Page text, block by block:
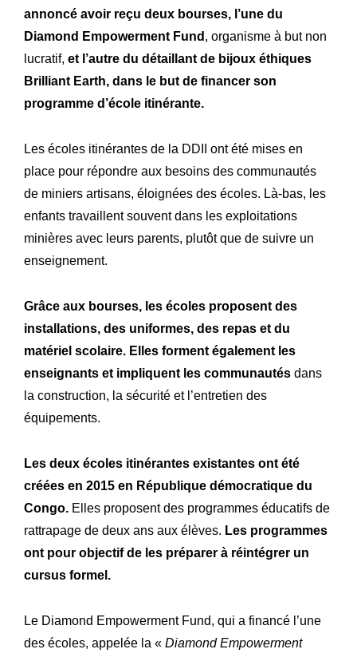
annoncé avoir reçu deux bourses, l’une du
Diamond Empowerment Fund , organisme à but non
lucratif, et l’autre du détaillant de bijoux éthiques
Brilliant Earth, dans le but de financer son
programme d’école itinérante.
Les écoles itinérantes de la DDII ont été mises en
place pour répondre aux besoins des communautés
de miniers artisans, éloignées des écoles. Là-bas, les
enfants travaillent souvent dans les exploitations
minières avec leurs parents, plutôt que de suivre un
enseignement.
Grâce aux bourses, les écoles proposent des
installations, des uniformes, des repas et du
matériel scolaire. Elles forment également les
enseignants et impliquent les communautés dans
la construction, la sécurité et l’entretien des
équipements.
Les deux écoles itinérantes existantes ont été
créées en 2015 en République démocratique du
Congo. Elles proposent des programmes éducatifs de
rattrapage de deux ans aux élèves. Les programmes
ont pour objectif de les préparer à réintégrer un
cursus formel.
Le Diamond Empowerment Fund, qui a financé l’une
des écoles, appelée la « Diamond Empowerment